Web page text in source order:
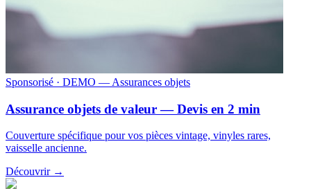
Sponsorisé · DEMO — Assurances objets
Assurance objets de valeur — Devis en 2 min
Couverture spécifique pour vos pièces vintage, vinyles rares,
vaisselle ancienne.
Découvrir →